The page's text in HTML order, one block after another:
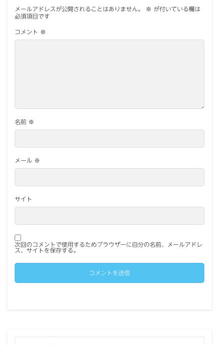
メールアドレスが公開されることはありません。 ※ が付いている欄は
必須項目です
コメント ※
名前 ※
メール ※
サイト
次回のコメントで使用するためブラウザーに自分の名前、メールアドレ
ス、サイトを保存する。